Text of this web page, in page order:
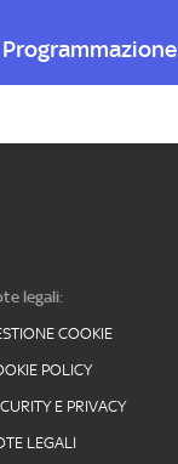
Programmazione
legali:
COOKIE
POLICY
E PRIVACY
LEGALI